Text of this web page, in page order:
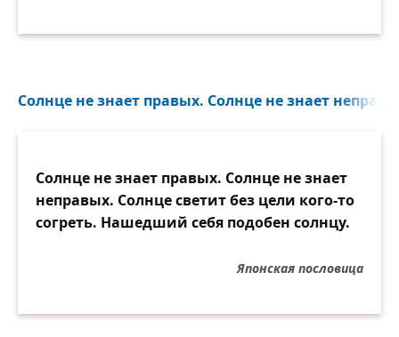
Солнце не знает правых. Солнце не знает
Солнце не знает правых. Солнце не знает
неправых. Солнце светит без цели кого-то
согреть. Нашедший себя подобен солнцу.
Японская пословица